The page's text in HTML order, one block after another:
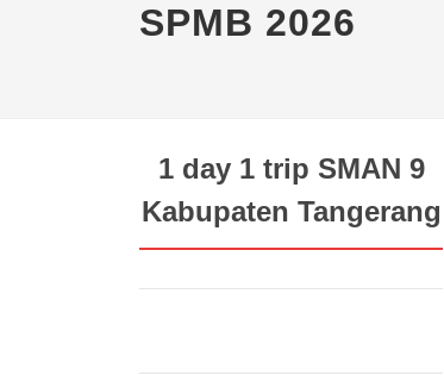
SPMB 2026
1 day 1 trip SMAN 9
Kabupaten Tangerang